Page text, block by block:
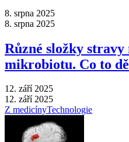
8. srpna 2025
8. srpna 2025
Různé složky
mikrobiotu. Co to
12. září 2025
12. září 2025
Z medicínyTechnologie